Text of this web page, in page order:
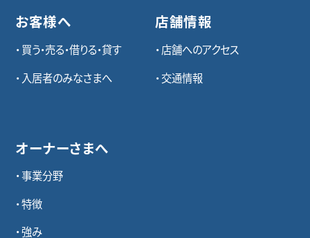
お客様へ
買う・売る・借りる・貸す
入居者のみなさまへ
オーナーさまへ
事業分野
特徴
強み
店舗情報
店舗へのアクセス
交通情報